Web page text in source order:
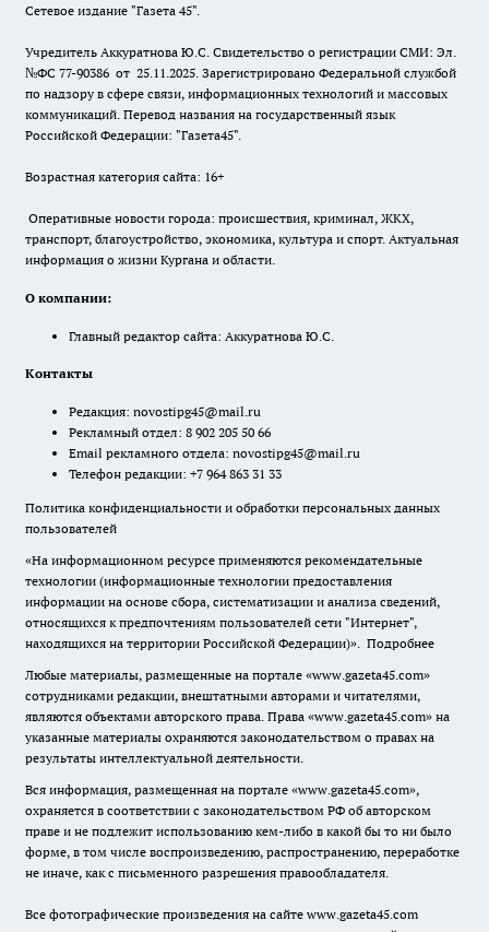
Сетевое издание "Газета 45".
Учредитель Аккуратнова Ю.С. Свидетельство о регистрации СМИ: Эл.
№ФС 77-90386 от 25.11.2025. Зарегистрировано Федеральной службой
по надзору в сфере связи, информационных технологий и массовых
коммуникаций. Перевод названия на государственный язык
Российской Федерации: "Газета45".
Возрастная категория сайта: 16+
Оперативные новости города: происшествия, криминал, ЖКХ,
транспорт, благоустройство, экономика, культура и спорт. Актуальная
информация о жизни Кургана и области.
О компании:
Главный редактор сайта: Аккуратнова Ю.С.
Контакты
Редакция: novostipg45@mail.ru
Рекламный отдел: 8 902 205 50 66
Email рекламного отдела: novostipg45@mail.ru
Телефон редакции: +7 964 863 31 33
Политика конфиденциальности и обработки персональных данных
пользователей
«На информационном ресурсе применяются рекомендательные
технологии (информационные технологии предоставления
информации на основе сбора, систематизации и анализа сведений,
относящихся к предпочтениям пользователей сети "Интернет",
находящихся на территории Российской Федерации)». Подробнее
Любые материалы, размещенные на портале «www.gazeta45.com»
сотрудниками редакции, внештатными авторами и читателями,
являются объектами авторского права. Права «www.gazeta45.com» на
указанные материалы охраняются законодательством о правах на
результаты интеллектуальной деятельности.
Вся информация, размещенная на портале «www.gazeta45.com»,
охраняется в соответствии с законодательством РФ об авторском
праве и не подлежит использованию кем-либо в какой бы то ни было
форме, в том числе воспроизведению, распространению, переработке
не иначе, как с письменного разрешения правообладателя.
Все фотографические произведения на сайте www.gazeta45.com